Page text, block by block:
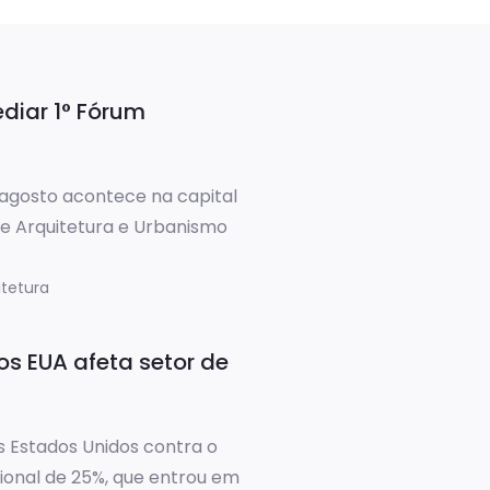
1° Fórum
acontece na capital
Arquitetura e Urbanismo
numa realização da
as diretrizes que irão
de […]
EUA afeta setor de
Estados Unidos contra o
de 25%, que entrou em